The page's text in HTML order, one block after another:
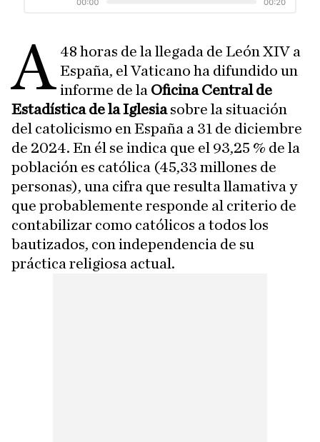
A 48 horas de la llegada de León XIV a
España, el Vaticano ha difundido un
informe de la Oficina Central de
Estadística de la Iglesiasobre la situación
del catolicismo en España a 31 de diciembre
de 2024. En él se indica que el 93,25 % de la
población es católica (45,33 millones de
personas), una cifra que resulta llamativa y
que probablemente responde al criterio de
contabilizar como católicos a todos los
bautizados, con independencia de su
práctica religiosa actual.